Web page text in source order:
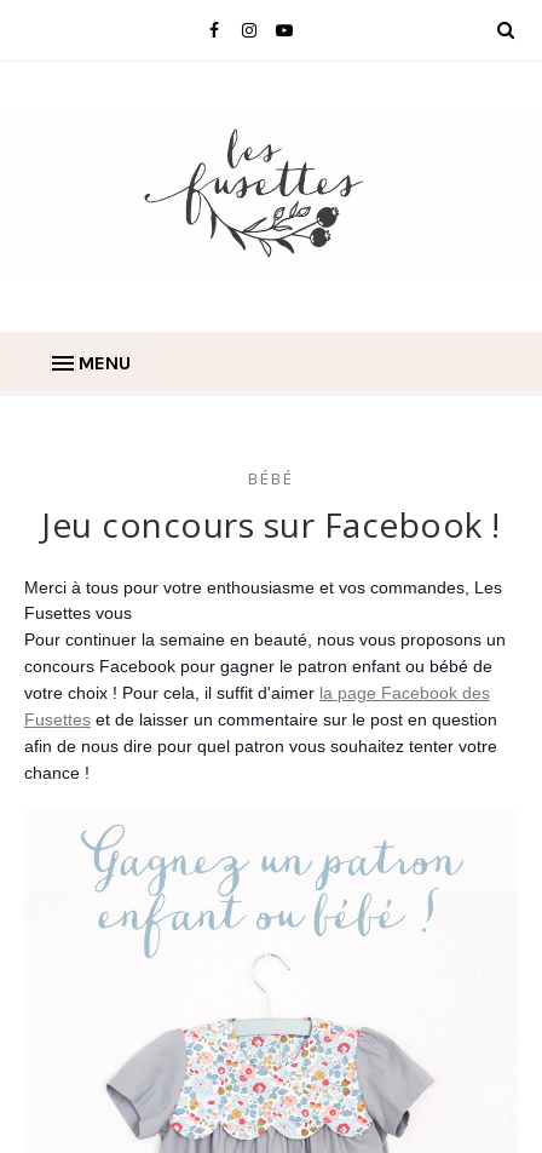
MENU
BÉBÉ
Jeu concours sur Facebook !
Merci à tous pour votre enthousiasme et vos commandes, Les
Fusettes vous
Pour continuer la semaine en beauté, nous vous proposons un
concours Facebook pour gagner le patron enfant ou bébé de
votre choix ! Pour cela, il suffit d'aimer la page Facebook des
Fusettes et de laisser un commentaire sur le post en question
afin de nous dire pour quel patron vous souhaitez tenter votre
chance !